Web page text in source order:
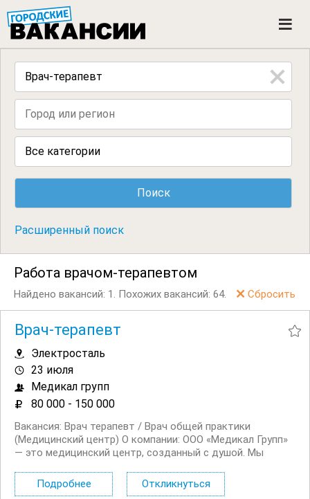
n
Все категории
Расширенный поиск
Работа врачом-терапевтом
Найдено вакансий: 1. Похожих вакансий: 64. Сбросить
Врач-терапевт
Электросталь
23 июля
Медикал групп
80 000 - 150 000
Вакансия: Врач терапевт / Врач общей практики
(Медицинский центр) О компании: ООО «Медикал Групп»
— это медицинский центр, созданный с душой. Мы
время наших клиентов и обеспечиваем проведение
полного медицинского осмотра в комфортных условиях.
Подробнее Откликнуться